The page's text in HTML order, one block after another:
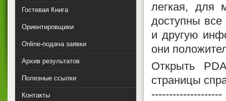
легкая, для
доступны
и другую
они
Открыть
страницы
--------------------
Гостевая Книга
Ориентировщики
Online-подача заявки
Архив результатов
Полезные ссылки
Контакты